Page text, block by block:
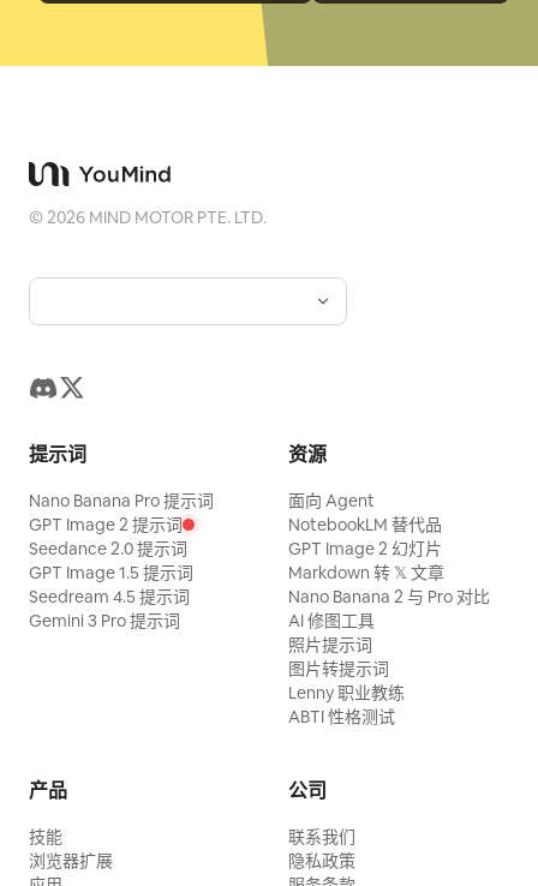
©2026 MIND MOTOR PTE. LTD.
提示词
Nano Banana Pro 提示词
GPT Image 2 提示词
Seedance 2.0 提示词
GPT Image 1.5 提示词
Seedream 4.5 提示词
Gemini 3 Pro 提示词
资源
面向 Agent
NotebookLM 替代品
GPT Image 2 幻灯片
Markdown 转 𝕏 文章
Nano Banana 2 与 Pro 对比
AI 修图工具
照片提示词
图片转提示词
Lenny 职业教练
ABTI 性格测试
产品
技能
浏览器扩展
公司
联系我们
隐私政策